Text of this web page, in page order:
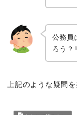
公務員
ろう？
上記のような疑問